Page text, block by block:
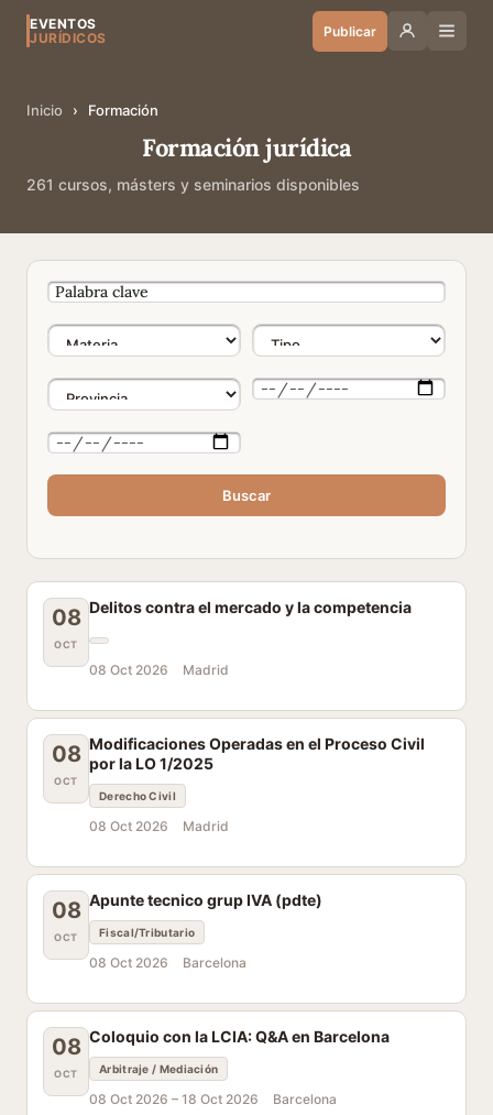
EVENTOS
JURÍDICOS
Publicar
Inicio › Formación
Formación jurídica
261 cursos, másters y seminarios disponibles
Buscar
08
OCT
Delitos contra el mercado y la competencia
08 Oct 2026 Madrid
08
OCT
Modificaciones Operadas en el Proceso Civil
por la LO 1/2025
Derecho Civil
08 Oct 2026 Madrid
08
OCT
Apunte tecnico grup IVA (pdte)
Fiscal/Tributario
08 Oct 2026 Barcelona
08
OCT
Coloquio con la LCIA: Q&A en Barcelona
Arbitraje / Mediación
08 Oct 2026 – 18 Oct 2026 Barcelona